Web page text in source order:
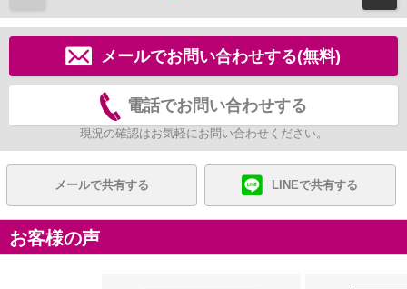
メールでお問い合わせする(無料)
電話でお問い合わせする
現況の確認はお気軽にお問い合わせください。
メールで共有する LINEで共有する
お客様の声